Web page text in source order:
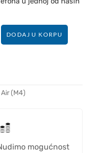
DODAJ U KORPU
(M4)
mogućnost